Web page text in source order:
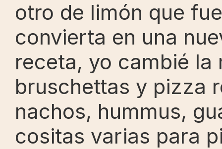
otro de limón que
convierta en una
receta, yo cambié la
bruschettas y pizza
nachos, hummus,
cositas varias para